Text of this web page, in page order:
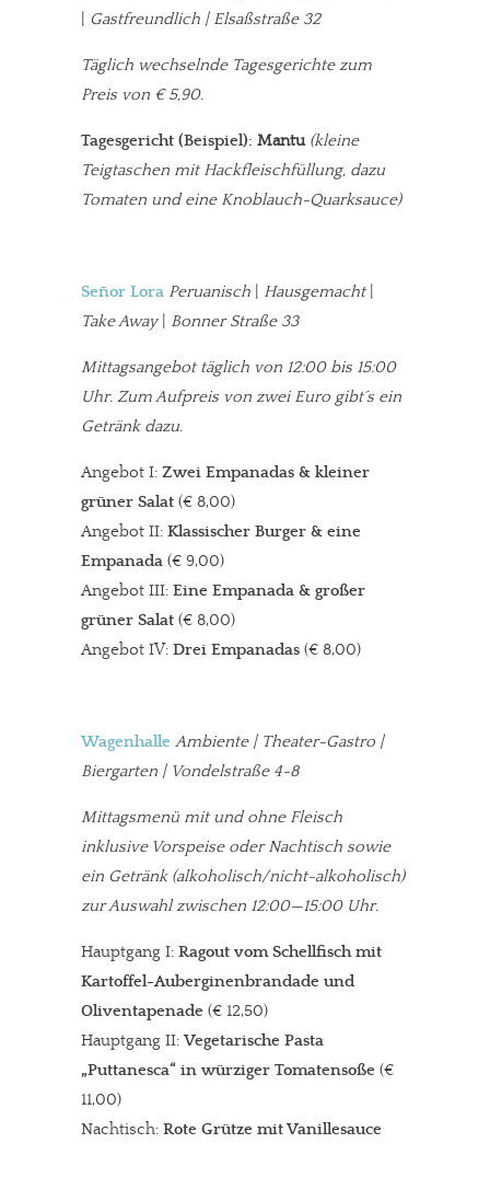
Gastfreundlich | Elsaßstraße 32
Täglich wechselnde Tagesgerichte zum
Preis von € 5,90.
Tagesgericht (Beispiel): Mantu (kleine
Teigtaschen mit Hackfleischfüllung, dazu
Tomaten und eine Knoblauch-Quarksauce)
Señor Lora Peruanisch Hausgemacht|
Take Away| Bonner Straße 33
Mittagsangebot täglich von 12:00 bis 15:00
Uhr. Zum Aufpreis von zwei Euro gibt´s ein
Getränk dazu.
Angebot I: Zwei Empanadas & kleiner
grüner Salat (€ 8,00)
Angebot II: Klassischer Burger & eine
Empanada (€ 9,00)
Angebot III: Eine Empanada & großer
grüner Salat (€ 8,00)
Angebot IV: Drei Empanadas (€ 8,00)
Wagenhalle Ambiente | Theater-Gastro |
Biergarten | Vondelstraße 4-8
Mittagsmenü mit und ohne Fleisch
inklusive Vorspeise oder Nachtisch sowie
ein Getränk (alkoholisch/nicht-alkoholisch)
zur Auswahl zwischen 12:00—15:00 Uhr.
Hauptgang I: Ragout vom Schellfisch mit
Kartoffel-Auberginenbrandade und
Oliventapenade (€ 12,50)
Hauptgang II:Vegetarische Pasta
„Puttanesca“ in würziger Tomatensoße (€
11,00)
Nachtisch: Rote Grütze mit Vanillesauce